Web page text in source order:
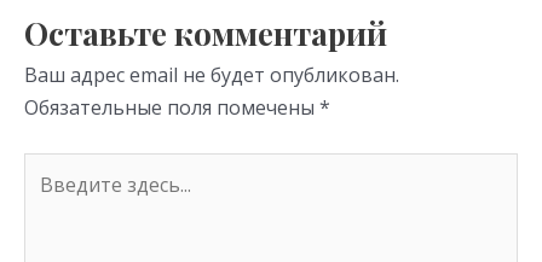
ni
ki
Оставьте комментарий
Ваш адрес email не будет опубликован.
Обязательные поля помечены *
здесь...